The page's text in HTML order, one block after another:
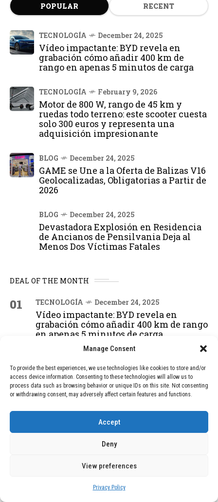
Manage Consent
To provide the best experiences, we use technologies like cookies to store and/or
access device information. Consenting to these technologies will allow us to
process data such as browsing behavior or unique IDs on this site. Not consenting
or withdrawing consent, may adversely affect certain features and functions.
Accept
Deny
View preferences
Privacy Policy
POPULAR RECENT
TECNOLOGÍA December 24, 2025
Vídeo impactante: BYD revela en
grabación cómo añadir 400 km de
rango en apenas 5 minutos de carga
TECNOLOGÍA February 9, 2026
Motor de 800 W, rango de 45 km y
ruedas todo terreno: este scooter cuesta
solo 300 euros y representa una
adquisición impresionante
BLOG December 24, 2025
GAME se Une a la Oferta de Balizas V16
Geolocalizadas, Obligatorias a Partir de
2026
BLOG December 24, 2025
Devastadora Explosión en Residencia
de Ancianos de Pensilvania Deja al
Menos Dos Víctimas Fatales
DEAL OF THE MONTH
01 TECNOLOGÍA December 24, 2025
Vídeo impactante: BYD revela en
grabación cómo añadir 400 km de rango
en apenas 5 minutos de carga
02 TECNOLOGÍA February 9, 2026
Motor de 800 W, rango de 45 km y
ruedas todo terreno: este scooter cuesta
solo 300 euros y representa una
adquisición impresionante
December 24, 2025
Geolocalizadas, Obligatorias a Partir de